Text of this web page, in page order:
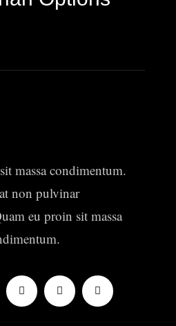
massa condimentum.
non pulvinar
eu proin sit massa